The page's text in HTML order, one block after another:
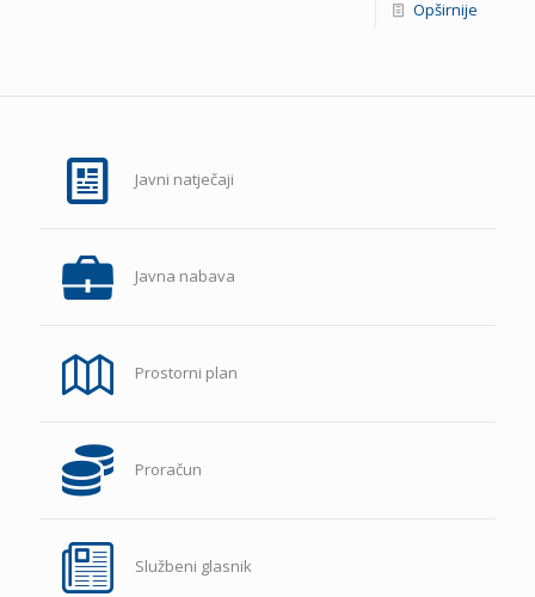
Opširnije
Javni natječaji
Javna nabava
Prostorni plan
Proračun
Službeni glasnik